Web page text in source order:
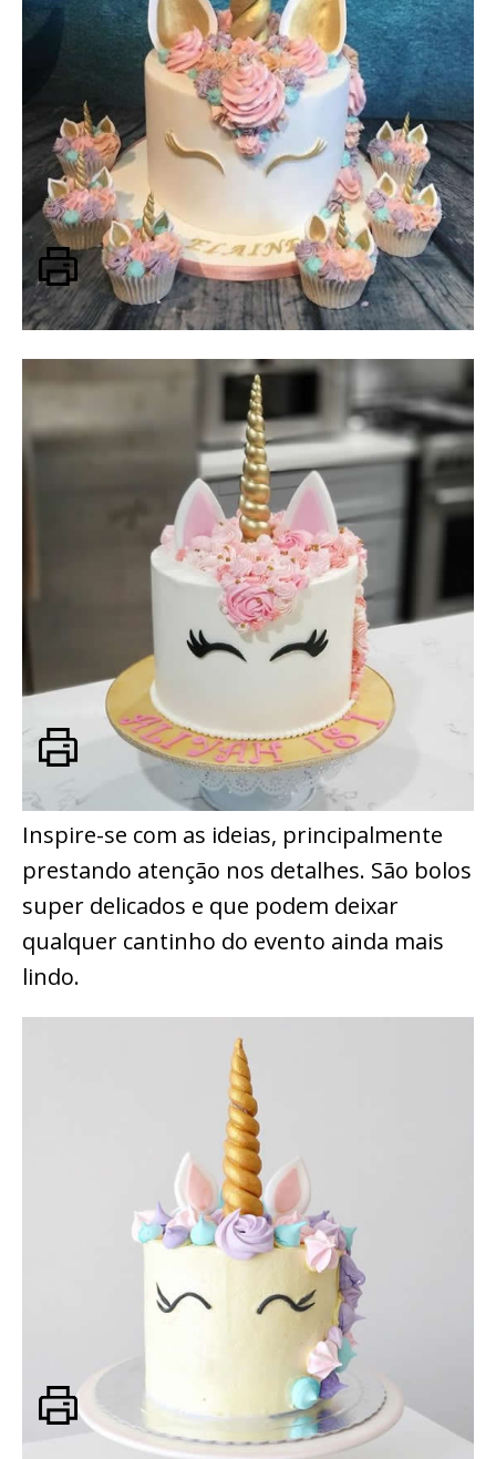
Inspire-se com as ideias, principalmente
prestando atenção nos detalhes. São bolos
super delicados e que podem deixar
qualquer cantinho do evento ainda mais
lindo.